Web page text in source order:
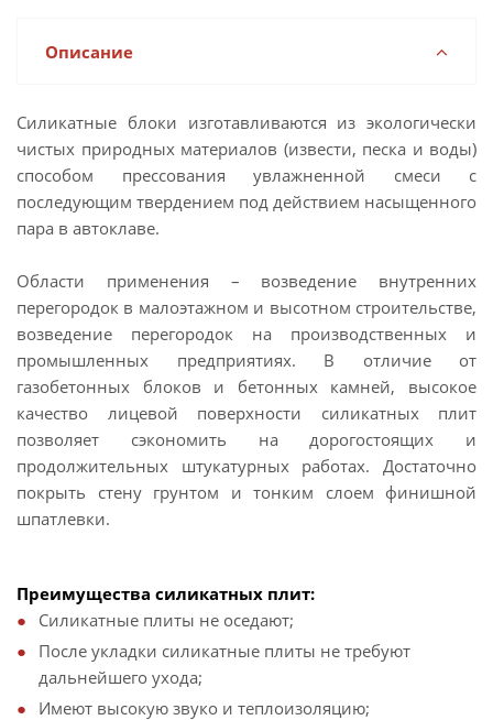
Описание
Силикатные блоки изготавливаются из экологически
чистых природных материалов (извести, песка и воды)
способом прессования увлажненной смеси с
последующим твердением под действием насыщенного
пара в автоклаве.
Области применения – возведение внутренних
перегородок в малоэтажном и высотном строительстве,
возведение перегородок на производственных и
промышленных предприятиях. В отличие от
газобетонных блоков и бетонных камней, высокое
качество лицевой поверхности силикатных плит
позволяет сэкономить на дорогостоящих и
продолжительных штукатурных работах. Достаточно
покрыть стену грунтом и тонким слоем финишной
шпатлевки.
Преимущества силикатных плит:
Силикатные плиты не оседают;
После укладки силикатные плиты не требуют
дальнейшего ухода;
Имеют высокую звуко и теплоизоляцию;